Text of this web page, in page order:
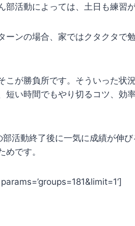
部活動によっては、土日も練習
ーンの場合、家ではクタクタで
こが勝負所です。そういった状
短い時間でもやり切るコツ、効
部活動終了後に一気に成績が伸
めです。
groups=181&limit=1‘]